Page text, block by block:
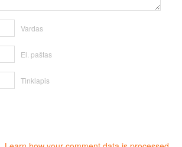
Vardas
El. paštas
Tinklapis